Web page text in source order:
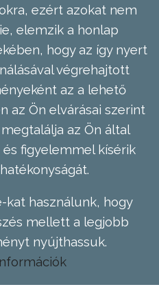
ezért azokat nem
elemzik a honlap
hogy az így nyert
végrehajtott
az a lehető
az Ön elvárásai szerint
az Ön által
figyelemmel kísérik
kat használunk, hogy
mellett a legjobb
nyújthassuk.